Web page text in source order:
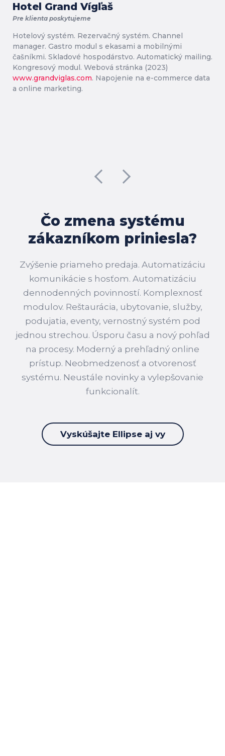
Hotel Grand Vígľaš
Pre klienta poskytujeme
Hotelový systém. Rezervačný systém. Channel
manager. Gastro modul s ekasami a mobilnými
čašníkmi. Skladové hospodárstvo. Automatický mailing.
Kongresový modul. Webová stránka (2023)
www.grandviglas.com. Napojenie na e-commerce data
a online marketing.
Čo zmena systému
zákazníkom priniesla?
Zvýšenie priameho predaja. Automatizáciu
komunikácie s hosťom. Automatizáciu
dennodenných povinností. Komplexnosť
modulov. Reštaurácia, ubytovanie, služby,
podujatia, eventy, vernostný systém pod
jednou strechou. Úsporu času a nový pohľad
na procesy. Moderný a prehľadný online
prístup. Neobmedzenosť a otvorenosť
systému. Neustále novinky a vylepšovanie
funkcionalít.
Vyskúšajte Ellipse aj vy